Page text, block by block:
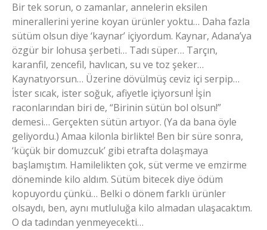
Bir tek sorun, o zamanlar, annelerin eksilen
minerallerini yerine koyan ürünler yoktu… Daha fazla
sütüm olsun diye ‘kaynar’ içiyordum. Kaynar, Adana’ya
özgür bir lohusa şerbeti… Tadı süper… Tarçın,
karanfil, zencefil, havlıcan, su ve toz şeker…
Kaynatıyorsun… Üzerine dövülmüş ceviz içi serpip…
İster sıcak, ister soğuk, afiyetle içiyorsun! İşin
raconlarından biri de, “Birinin sütün bol olsun!”
demesi… Gerçekten sütün artıyor. (Ya da bana öyle
geliyordu.) Amaa kilonla birlikte! Ben bir süre sonra,
‘küçük bir domuzcuk’ gibi etrafta dolaşmaya
başlamıştım. Hamilelikten çok, süt verme ve emzirme
döneminde kilo aldım. Sütüm bitecek diye ödüm
kopuyordu çünkü… Belki o dönem farklı ürünler
olsaydı, ben, aynı mutluluğa kilo almadan ulaşacaktım.
O da tadından yenmeyecekti…